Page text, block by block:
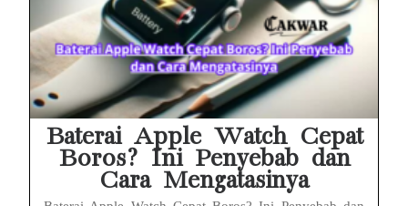
Baterai Apple Watch Cepat
Boros? Ini Penyebab dan
Cara Mengatasinya